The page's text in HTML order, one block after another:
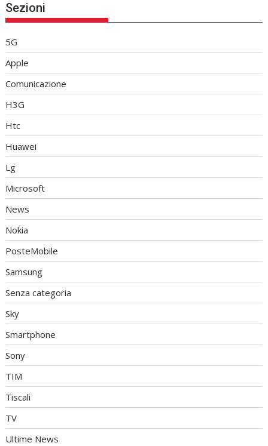
Sezioni
5G
Apple
Comunicazione
H3G
Htc
Huawei
Lg
Microsoft
News
Nokia
PosteMobile
Samsung
Senza categoria
Sky
Smartphone
Sony
TIM
Tiscali
TV
Ultime News